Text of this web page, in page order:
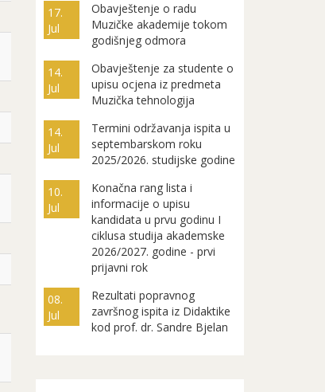
17.
Jul
Obavještenje o radu
Muzičke akademije tokom
godišnjeg odmora
14.
Jul
Obavještenje za studente o
upisu ocjena iz predmeta
Muzička tehnologija
14.
Jul
Termini održavanja ispita u
septembarskom roku
2025/2026. studijske godine
10.
Jul
Konačna rang lista i
informacije o upisu
kandidata u prvu godinu I
ciklusa studija akademske
2026/2027. godine - prvi
prijavni rok
08.
Jul
Rezultati popravnog
završnog ispita iz Didaktike
kod prof. dr. Sandre Bjelan